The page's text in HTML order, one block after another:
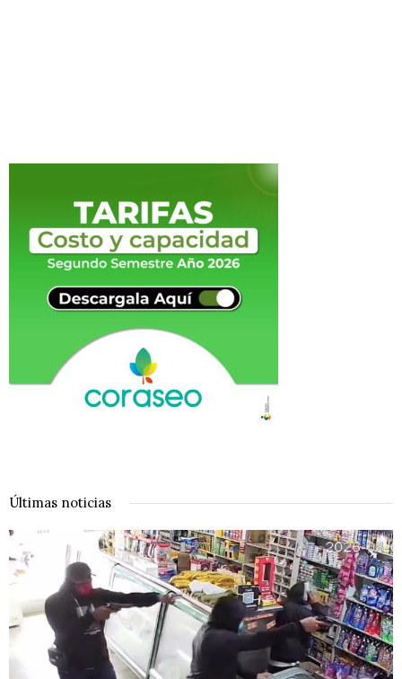
Últimas noticias